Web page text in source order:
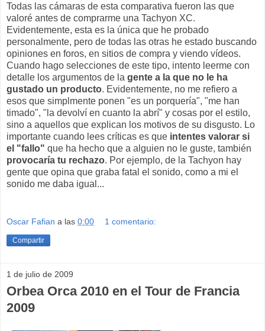
Todas las cámaras de esta comparativa fueron las que
valoré antes de comprarme una Tachyon XC.
Evidentemente, esta es la única que he probado
personalmente, pero de todas las otras he estado buscando
opiniones en foros, en sitios de compra y viendo vídeos.
Cuando hago selecciones de este tipo, intento leerme con
detalle los argumentos de la gente a la que no le ha
gustado un producto. Evidentemente, no me refiero a
esos que simplmente ponen "es un porquería", "me han
timado", "la devolví en cuanto la abrí" y cosas por el estilo,
sino a aquellos que explican los motivos de su disgusto. Lo
importante cuando lees críticas es que intentes valorar si
el "fallo" que ha hecho que a alguien no le guste, también
provocaría tu rechazo. Por ejemplo, de la Tachyon hay
gente que opina que graba fatal el sonido, como a mi el
sonido me daba igual...
Oscar Fafian a las 0:00 1 comentario:
Compartir
1 de julio de 2009
Orbea Orca 2010 en el Tour de Francia
2009